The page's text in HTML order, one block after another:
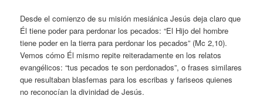
Desde el comienzo de su misión mesiánica Jesús deja claro que
Él tiene poder para perdonar los pecados: “El Hijo del hombre
tiene poder en la tierra para perdonar los pecados” (Mc 2,10).
Vemos cómo Él mismo repite reiteradamente en los relatos
evangélicos: “tus pecados te son perdonados”, o frases similares
que resultaban blasfemas para los escribas y fariseos quienes
no reconocían la divinidad de Jesús.